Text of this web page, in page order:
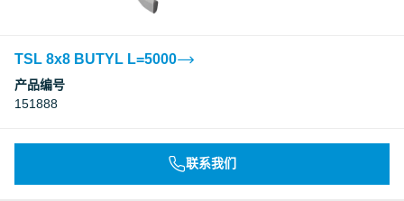
TSL 8x8 BUTYL L=5000
产品编号
151888
联系我们